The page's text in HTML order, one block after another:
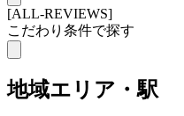
[ALL-REVIEWS]
こだわり条件で探す
地域エリア・駅